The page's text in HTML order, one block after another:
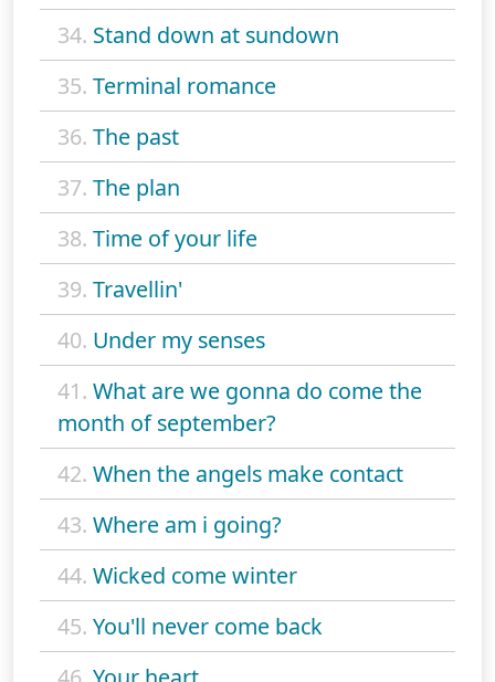
34. Stand down at sundown
35. Terminal romance
36. The past
37. The plan
38. Time of your life
39. Travellin'
40. Under my senses
41. What are we gonna do come the
month of september?
42. When the angels make contact
43. Where am i going?
44. Wicked come winter
45. You'll never come back